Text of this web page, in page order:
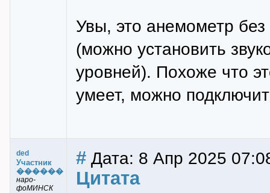
Увы, это анемометр
(можно установить
уровней). Похоже что
умеет, можно
ded
Участник
������
наро-
фоМИНСК
# Дата: 8 Апр 2025
Цитата